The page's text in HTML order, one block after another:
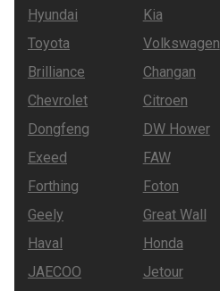
Hyundai Kia
Toyota
Volkswagen
Brilliance
Changan
Chevrolet
Citroen
Dongfeng
DW Hower
Exeed
FAW
Forthing
Foton
Geely
Great Wall
Haval
Honda
JAECOO
Jetour